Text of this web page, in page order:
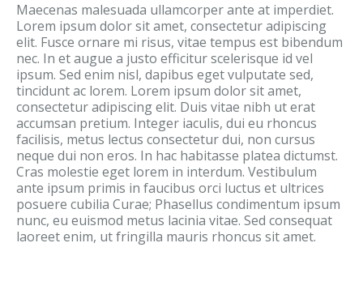
Maecenas malesuada ullamcorper ante at imperdiet.
Lorem ipsum dolor sit amet, consectetur adipiscing
elit. Fusce ornare mi risus, vitae tempus est bibendum
nec. In et augue a justo efficitur scelerisque id vel
ipsum. Sed enim nisl, dapibus eget vulputate sed,
tincidunt ac lorem. Lorem ipsum dolor sit amet,
consectetur adipiscing elit. Duis vitae nibh ut erat
accumsan pretium. Integer iaculis, dui eu rhoncus
facilisis, metus lectus consectetur dui, non cursus
neque dui non eros. In hac habitasse platea dictumst.
Cras molestie eget lorem in interdum. Vestibulum
ante ipsum primis in faucibus orci luctus et ultrices
posuere cubilia Curae; Phasellus condimentum ipsum
nunc, eu euismod metus lacinia vitae. Sed consequat
laoreet enim, ut fringilla mauris rhoncus sit amet.